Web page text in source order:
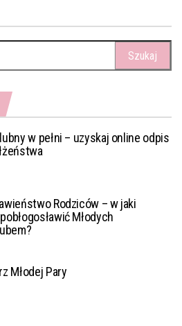
w pełni – uzyskaj online odpis
Rodziców – w jaki
Młodych
Młodej Pary